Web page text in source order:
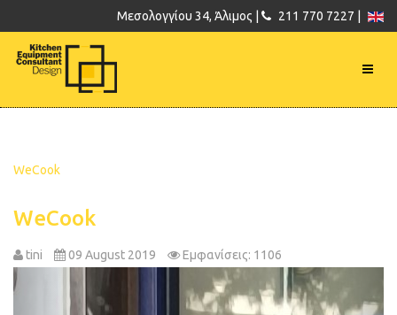
Μεσολογγίου 34, Άλιμος | 211 770 7227 |
WeCook
WeCook
tini 09 August 2019 Εμφανίσεις: 1106